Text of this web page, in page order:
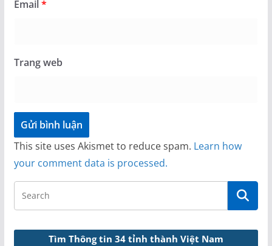
Email *
Trang web
This site uses Akismet to reduce spam. Learn how
your comment data is processed.
Tìm Thông tin 34 tỉnh thành Việt Nam